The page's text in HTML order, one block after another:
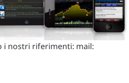
i nostri riferimenti: mail: